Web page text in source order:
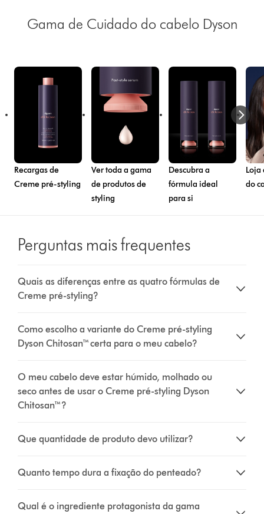
Gama de Cuidado do cabelo Dyson
Recargas de
Creme pré-styling
Ver toda a gama
de produtos de
styling
Descubra a
fórmula ideal
para si
Loja
do
Perguntas mais frequentes
Quais as diferenças entre as quatro fórmulas de
Creme pré-styling?
Como escolho a variante do Creme pré-styling
Dyson Chitosan™ certa para o meu cabelo?
O meu cabelo deve estar húmido, molhado ou
seco antes de usar o Creme pré-styling Dyson
Chitosan™?
Que quantidade de produto devo utilizar?
Quanto tempo dura a fixação do penteado?
Qual é o ingrediente protagonista da gama